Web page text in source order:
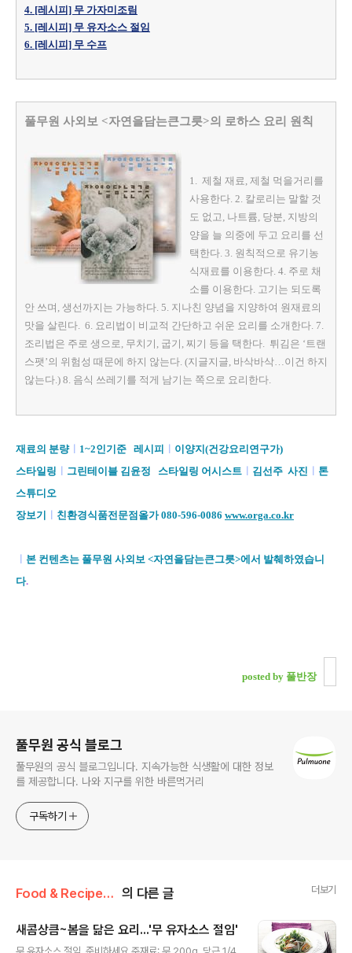
4. [레시피] 무 가자미조림
5. [레시피] 무 유자소스 절임
6. [레시피] 무 수프
풀무원 사외보 <자연을담는큰그릇>의 로하스 요리 원칙
1. 제철 재료, 제철 먹을거리를
사용한다. 2. 칼로리는 말할 것
도 없고, 나트륨, 당분, 지방의
양을 늘 의중에 두고 요리를 선
택한다. 3. 원칙적으로 유기농
식재료를 이용한다. 4. 주로 채
소를 이용한다. 고기는 되도록
안 쓰며, 생선까지는 가능하다. 5. 지나친 양념을 지양하여 원재료의
맛을 살린다. 6. 요리법이 비교적 간단하고 쉬운 요리를 소개한다. 7.
조리법은 주로 생으로, 무치기, 굽기, 찌기 등을 택한다. 튀김은 ‘트랜
스팻’의 위험성 때문에 하지 않는다. (지글지글, 바삭바삭…이건 하지
않는다.) 8. 음식 쓰레기를 적게 남기는 쪽으로 요리한다.
재료의 분량ㅣ 1~2인기준 레시피
이양지(건강요리연구가)
스타일링
그린테이블 김윤정 스타일링 어시스트 김선주 사진
톤
스튜디오
장보기
친환경식품전문점올가 080-596-0086 www.orga.co.kr
본 컨텐츠는 풀무원 사외보 <자연을담는큰그릇>에서 발췌하였습니
다.
posted by 풀반장
풀무원 공식 블로그
풀무원의 공식 블로그입니다. 지속가능한 식생활에 대한 정보
를 제공합니다. 나와 지구를 위한 바른먹거리
구독하기
Food & Recipe/건강 레시피 의 다른 글 더보기
새콤상큼~봄을 닮은 요리...'무 유자소스 절임'